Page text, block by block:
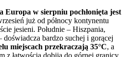
Europa w sierpniu pochłonięta jest
już od północy kontynentu
jesieni. Południe – Hiszpania,
doświadcza bardzo suchej i gorącej
miejscach przekraczają 35°C, a
z łatwością dobija do górnej granicy